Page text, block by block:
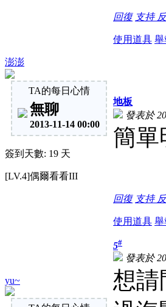
回復 支持
使用道具 舉
澎澎
TA的每日心情
無聊
2013-11-14 00:00
簽到天數: 19 天
[LV.4]偶爾看看III
地板
發表於
簡
回復 支持
使用道具 舉
yu~
5#
發表於
想請